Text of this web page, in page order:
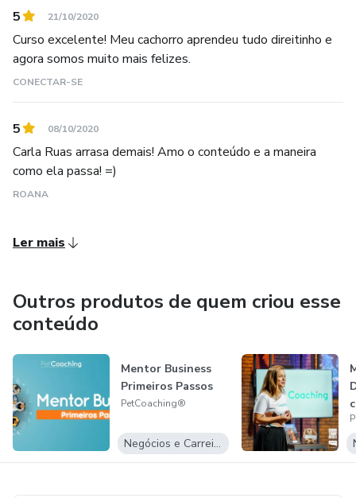
Todos são empoderados a participar desse lindo processo
de aprendizagem livre de stress!
5 21/10/2020
Curso excelente! Meu cachorro aprendeu tudo direitinho e
agora somos muito mais felizes.
CONECTAR-SE
5 08/10/2020
Carla Ruas arrasa demais! Amo o conteúdo e a maneira
como ela passa! =)
ROANA
Ler mais
Outros produtos de quem criou esse
conteúdo
Mentor Business
Primeiros Passos
PetCoaching®
Negócios e Carreira